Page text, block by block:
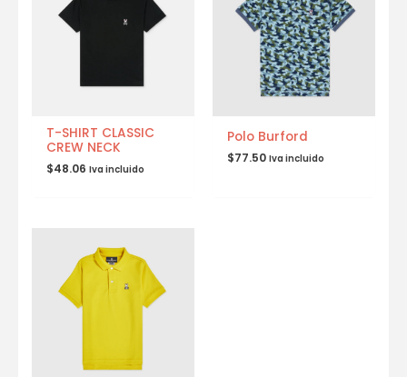
T-SHIRT CLASSIC
CREW NECK
$48.06 Iva incluido
Polo Burford
$77.50 Iva incluido